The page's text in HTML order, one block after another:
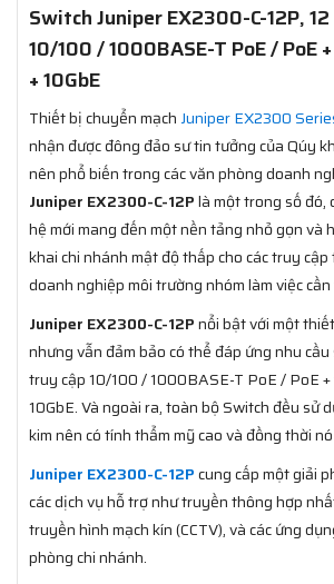
Switch Juniper EX2300-C-12P,
10/100 / 1000BASE-T PoE / PoE
+ 10GbE
Thiết bị chuyển mạchJuniper EX2300
nhận được đông đảo sư tin tưởng của Qúy
nên phổ biến trong các văn phòng doanh
Juniper EX2300-C-12Plà một trong số đó,
hệ mới mang đến một nền tảng nhỏ gọn và
khai chi nhánh mật độ thấp cho các truy
doanh nghiệp môi trường nhóm làm việc
Juniper EX2300-C-12Pnổi bật với một
nhưng vẫn đảm bảo có thể đáp ứng nhu cầu
truy cập 10/100 / 1000BASE-T PoE / PoE +
10GbE. Và ngoài ra, toàn bộ Switch đều sử
kim nên có tính thẩm mỹ cao và đồng thời
Juniper EX2300-C-12Pcung cấp một giải
các dịch vụ hỗ trợ như truyền thông hợp
truyền hình mạch kín (CCTV), và các ứng
phòng chi nhánh.